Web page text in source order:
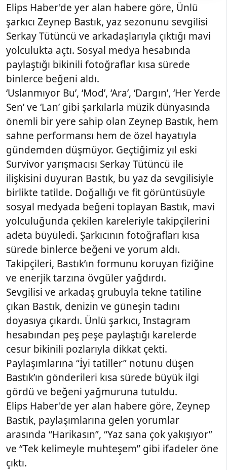
Elips Haber'de yer alan habere göre, Ünlü
şarkıcı Zeynep Bastık, yaz sezonunu sevgilisi
Serkay Tütüncü ve arkadaşlarıyla çıktığı mavi
yolculukta açtı. Sosyal medya hesabında
paylaştığı bikinili fotoğraflar kısa sürede
binlerce beğeni aldı.
‘Uslanmıyor Bu’, ‘Mod’, ‘Ara’, ‘Dargın’, ‘Her Yerde
Sen’ ve ‘Lan’ gibi şarkılarla müzik dünyasında
önemli bir yere sahip olan Zeynep Bastık, hem
sahne performansı hem de özel hayatıyla
gündemden düşmüyor. Geçtiğimiz yıl eski
Survivor yarışmacısı Serkay Tütüncü ile
ilişkisini duyuran Bastık, bu yaz da sevgilisiyle
birlikte tatilde. Doğallığı ve fit görüntüsüyle
sosyal medyada beğeni toplayan Bastık, mavi
yolculuğunda çekilen kareleriyle takipçilerini
adeta büyüledi. Şarkıcının fotoğrafları kısa
sürede binlerce beğeni ve yorum aldı.
Takipçileri, Bastık’ın formunu koruyan fiziğine
ve enerjik tarzına övgüler yağdırdı.
Sevgilisi ve arkadaş grubuyla tekne tatiline
çıkan Bastık, denizin ve güneşin tadını
doyasıya çıkardı. Ünlü şarkıcı, Instagram
hesabından peş peşe paylaştığı karelerde
cesur bikinili pozlarıyla dikkat çekti.
Paylaşımlarına “İyi tatiller” notunu düşen
Bastık’ın gönderileri kısa sürede büyük ilgi
gördü ve beğeni yağmuruna tutuldu.
Elips Haber'de yer alan habere göre, Zeynep
Bastık, paylaşımlarına gelen yorumlar
arasında “Harikasın”, “Yaz sana çok yakışıyor”
ve “Tek kelimeyle muhteşem” gibi ifadeler öne
çıktı.